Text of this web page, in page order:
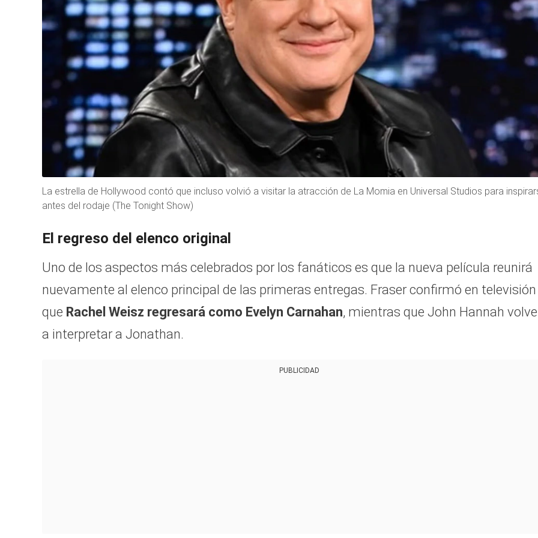
La estrella de Hollywood contó que incluso volvió a visitar la atracción de La Momia en Universal Studios para
antes del rodaje (The Tonight Show)
El regreso del elenco original
Uno de los aspectos más celebrados por los fanáticos es que la nueva película reunirá
nuevamente al elenco principal de las primeras entregas. Fraser confirmó en televisión
que Rachel Weisz regresará como Evelyn Carnahan, mientras que John Hannah
a interpretar a Jonathan.
PUBLICIDAD